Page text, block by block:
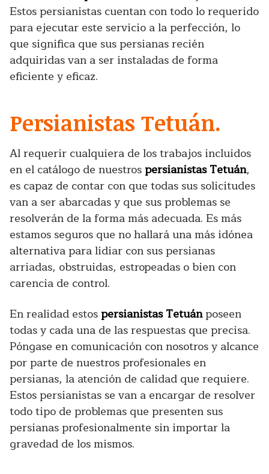
Estos persianistas cuentan con todo lo requerido
para ejecutar este servicio a la perfección, lo
que significa que sus persianas recién
adquiridas van a ser instaladas de forma
eficiente y eficaz.
Persianistas Tetuán.
Al requerir cualquiera de los trabajos incluidos
en el catálogo de nuestrospersianistas Tetuán,
es capaz de contar con que todas sus solicitudes
van a ser abarcadas y que sus problemas se
resolverán de la forma más adecuada. Es más
estamos seguros que no hallará una más idónea
alternativa para lidiar con sus persianas
arriadas, obstruidas, estropeadas o bien con
carencia de control.
En realidad estospersianistas Tetuánposeen
todas y cada una de las respuestas que precisa.
Póngase en comunicación con nosotros y alcance
por parte de nuestros profesionales en
persianas, la atención de calidad que requiere.
Estos persianistas se van a encargar de resolver
todo tipo de problemas que presenten sus
persianas profesionalmente sin importar la
gravedad de los mismos.